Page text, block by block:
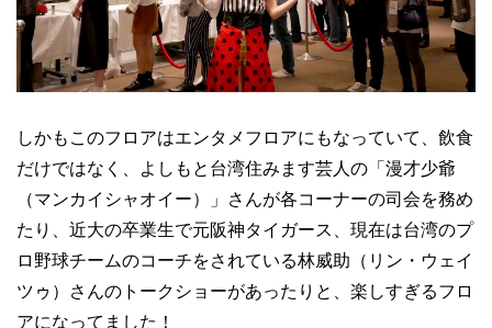
しかもこのフロアはエンタメフロアにもなっていて、飲食
だけではなく、よしもと台湾住みます芸人の「漫才少爺
（マンカイシャオイー）」さんが各コーナーの司会を務め
たり、近大の卒業生で元阪神タイガース、現在は台湾のプ
ロ野球チームのコーチをされている林威助（リン・ウェイ
ツゥ）さんのトークショーがあったりと、楽しすぎるフロ
アになってました！